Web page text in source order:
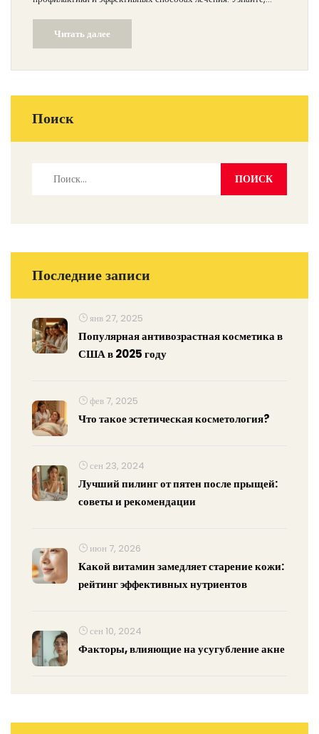
какие продукты могут помочь улучшить состояние кожи, и как
изменить образ жизни для достижения желаемого результата.
Читать далее
Поиск
Последние записи
янв 27, 2025
Популярная антивозрастная косметика в
США в 2025 году
фев 7, 2025
Что такое эстетическая косметология?
сен 23, 2024
Лучший пилинг от пятен после прыщей:
советы и рекомендации
июн 7, 2026
Какой витамин замедляет старение кожи:
рейтинг эффективных нутриентов
сен 10, 2024
Факторы, влияющие на усугубление акне